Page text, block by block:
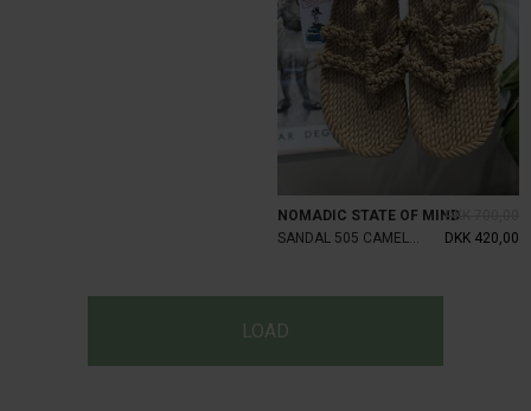
NOMADIC STATE OF MIND
SANDAL 505 CAMEL W SOLE
DKK 700,00
DKK 420,00
LOAD